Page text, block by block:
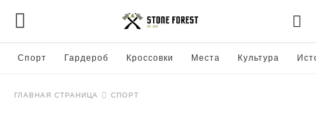
Спорт Гардероб Кроссовки Места Культура
ГЛАВНАЯ СТРАНИЦА СПОРТ